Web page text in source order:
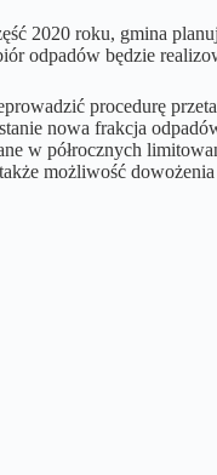
2020 roku, gmina
odpadów będzie
procedurę
nowa frakcja
w półrocznych
możliwość